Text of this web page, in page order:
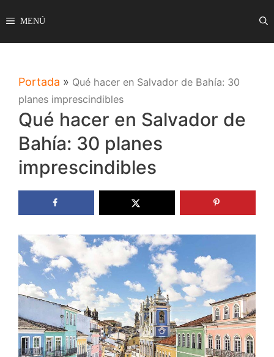
al
contenido
MENÚ
Portada » Qué hacer en Salvador de Bahía: 30
planes imprescindibles
Qué hacer en Salvador de
Bahía: 30 planes
imprescindibles